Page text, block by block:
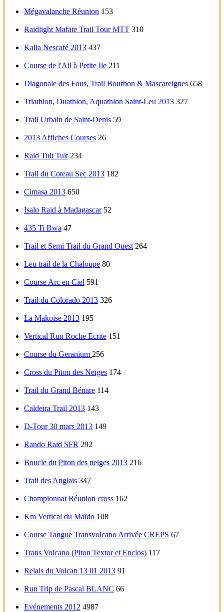
Mégavalanche Réunion 153
Raidlight Mafate Trail Tour MTT 310
Kalla Nescafé 2013 437
Course de l'Ail à Petite Ile 211
Diagonale des Fous, Trail Bourbon & Mascareignes 658
Triathlon, Duathlon, Aquathlon Saint-Leu 2013 327
Trail Urbain de Saint-Denis 59
2013 Affiches Courses 26
Raid Tuit Tuit 234
Trail du Coteau Sec 2013 182
Cimasa 2013 650
Isalo Raid à Madagascar 52
435 Ti Bwa 47
Trail et Semi Trail du Grand Ouest 264
Leu trail de la Chaloupe 80
Course Arc en Ciel 591
Trail du Colorado 2013 326
La Makoise 2013 195
Vertical Run Roche Ecrite 151
Course du Geranium 256
Cross du Piton des Neiges 174
Trail du Grand Bénare 114
Caldeira Trail 2013 143
D-Tour 30 mars 2013 149
Rando Raid SFR 292
Boucle du Piton des neiges 2013 216
Trail des Anglais 347
Championnat Réunion cross 162
Km Vertical du Maïdo 108
Course Tangue Transvolcano Arrivée CREPS 67
Trans Volcano (Piton Textor et Enclos) 117
Relais du Volcan 13 01 2013 91
Run Trip de Pascal BLANC 66
Evénements 2012 4987